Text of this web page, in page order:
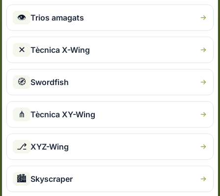
👁 Trios amagats
✕ Tècnica X-Wing
🧭 Swordfish
⋔ Tècnica XY-Wing
⎇ XYZ-Wing
🏙 Skyscraper